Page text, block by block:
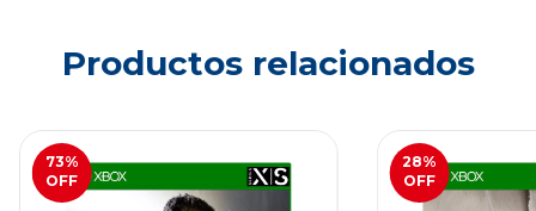
Productos relacionados
73%
OFF
28%
OFF